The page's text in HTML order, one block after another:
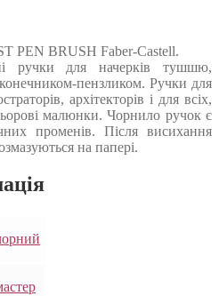
PEN BRUSH Faber-Castell.
ручки для начерків тушшю,
пензликом. Ручки для
архітекторів і для всіх,
малюнки. Чорнило ручок є
променів. Після висихання
на папері.